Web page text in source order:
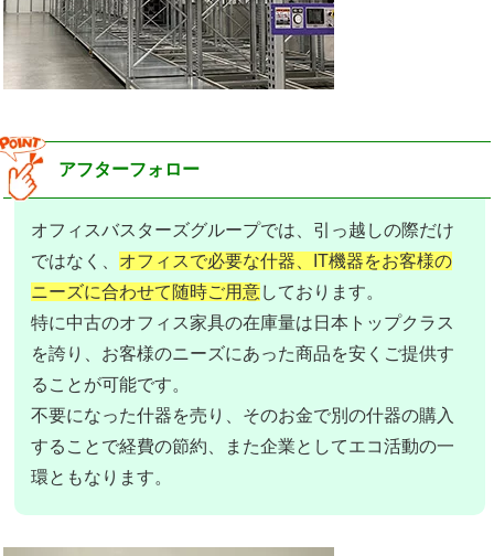
アフターフォロー
オフィスバスターズグループでは、引っ越しの際だけ
ではなく、 オフィスで必要な什器、IT機器をお客様の
ニーズに合わせて随時ご用意しております。
特に中古のオフィス家具の在庫量は日本トップクラス
を誇り、お客様のニーズにあった商品を安くご提供す
ることが可能です。
不要になった什器を売り、そのお金で別の什器の購入
することで経費の節約、また企業としてエコ活動の一
環ともなります。